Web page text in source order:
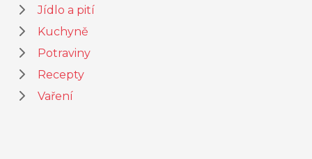
Jídlo a pití
Kuchyně
Potraviny
Recepty
Vaření